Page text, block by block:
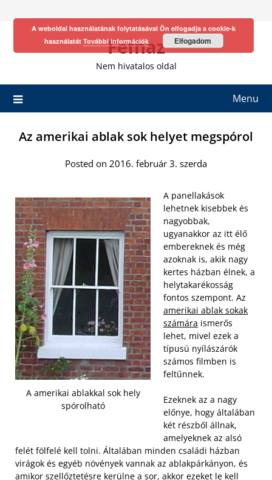
Fefhaz
Nem hivatalos oldal
Menu
Az amerikai ablak sok helyet megspórol
Posted on 2016. február 3. szerda
A amerikai ablakkal sok hely
spórolható
A panellakások
lehetnek kisebbek és
nagyobbak,
ugyanakkor az itt élő
embereknek és még
azoknak is, akik nagy
kertes házban élnek, a
helytakarékosság
fontos szempont. Az
amerikai ablak sokak
számára ismerős
lehet, mivel ezek a
típusú nyílászárók
számos filmben is
feltűnnek.
Ezeknek az a nagy
előnye, hogy általában
két részből állnak,
amelyeknek az alsó
felét fölfelé kell tolni. Általában minden családi házban
virágok és egyéb növények vannak az ablakpárkányon, és
amikor szellőztetésre kerülne a sor, akkor ezeket le kell
A weboldal használatának folytatásával Ön elfogadja a cookie-k
használatát További információk Elfogadom